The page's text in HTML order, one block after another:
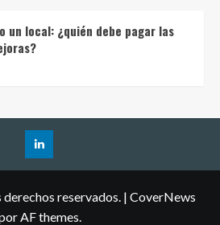
un local: ¿quién debe pagar las
reservados. | CoverNews
AF themes.